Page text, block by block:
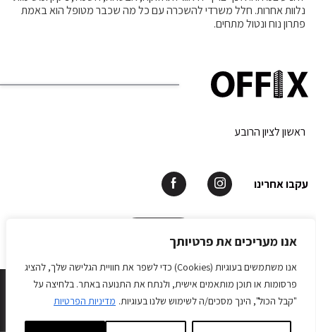
אנו מעריכים את פרטיותך
אנו משתמשים בעוגיות (Cookies) כדי לשפר את חוויית הגלישה שלך, להציג
פרסומות או תוכן מותאמים אישית, ולנתח את התנועה באתר. בלחיצה על
"קבל הכול", הינך מסכים/ה לשימוש שלנו בעוגיות. מדיניות הפרטיות
נלוות אחרות. חלל משרדי להשכרה עם כל מה שכבר מטופל הוא באמת
פתרון נוח ונטול מתחים.
ראשון לציון הרובע
עקבו אחרינו
תאמו פגישה
OFFIX © All rights reserved 2026.
Develope by Matat Web Application